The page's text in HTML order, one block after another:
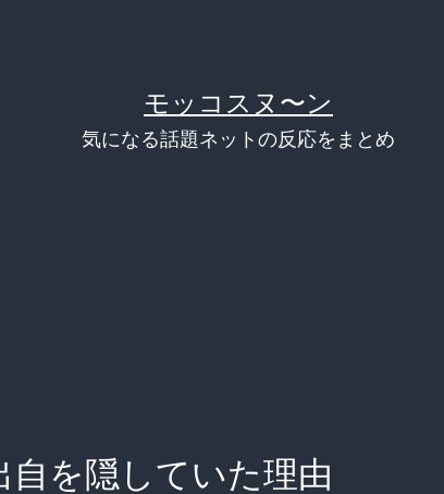
モッコスヌ〜ン
気になる話題ネットの反応をまとめ
自を隠していた理由